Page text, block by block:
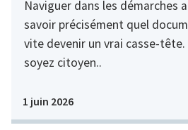
Naviguer dans les démarches
savoir précisément quel
vite devenir un vrai casse-tête.
soyez citoyen..
1 juin 2026